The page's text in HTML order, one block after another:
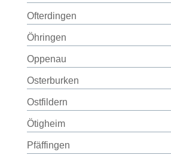
Ofterdingen
Öhringen
Oppenau
Osterburken
Ostfildern
Ötigheim
Pfäffingen